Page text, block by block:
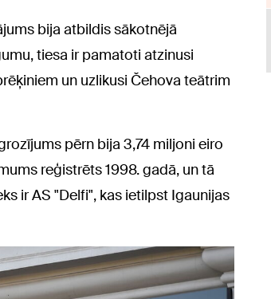
bija atbildis sākotnējā
tiesa ir pamatoti atzinusi
un uzlikusi Čehova teātrim
pērn bija 3,74 miljoni eiro
reģistrēts 1998. gadā, un tā
ir AS "Delfi", kas ietilpst Igaunijas